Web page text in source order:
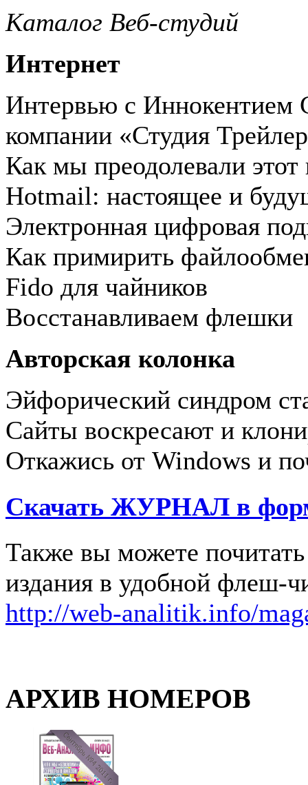
Каталог Веб-студий
Интернет
Интервью с Иннокентием
компании «Студия
Как мы преодолевали этот
Hotmail: настоящее и
Электронная цифровая
Как примирить
Fido для чайников
Восстанавливаем флешки
Авторская колонка
Эйфорический синдром
Сайты воскресают и
Откажись от Windows и
Скачать ЖУРНАЛ в
Также вы можете
издания в удобной флеш-
http://web-analitik.info/
АРХИВ НОМЕРОВ